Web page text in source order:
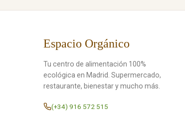
Espacio Orgánico
Tu centro de alimentación 100%
ecológica en Madrid. Supermercado,
restaurante, bienestar y mucho más.
(+34) 916 572 515